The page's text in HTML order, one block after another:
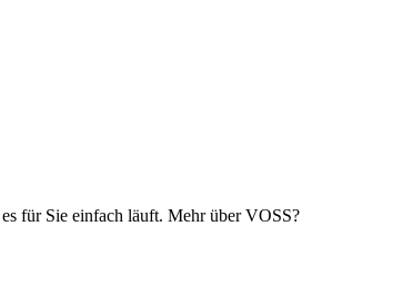
für Sie einfach läuft. Mehr über VOSS?